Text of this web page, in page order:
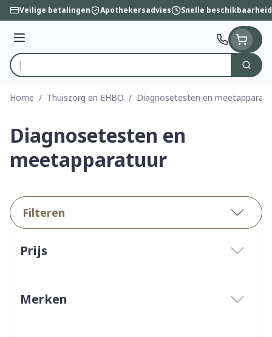
Ga naar de inhoud
Veilige betalingen Apothekersadvies Snelle beschikbaarheid
Menu
Product, merk, categorie...
Zoek
Home / Thuiszorg en EHBO / Diagnosetesten en
Diagnosetesten en
meetapparatuur
Filteren
Prijs
Merken